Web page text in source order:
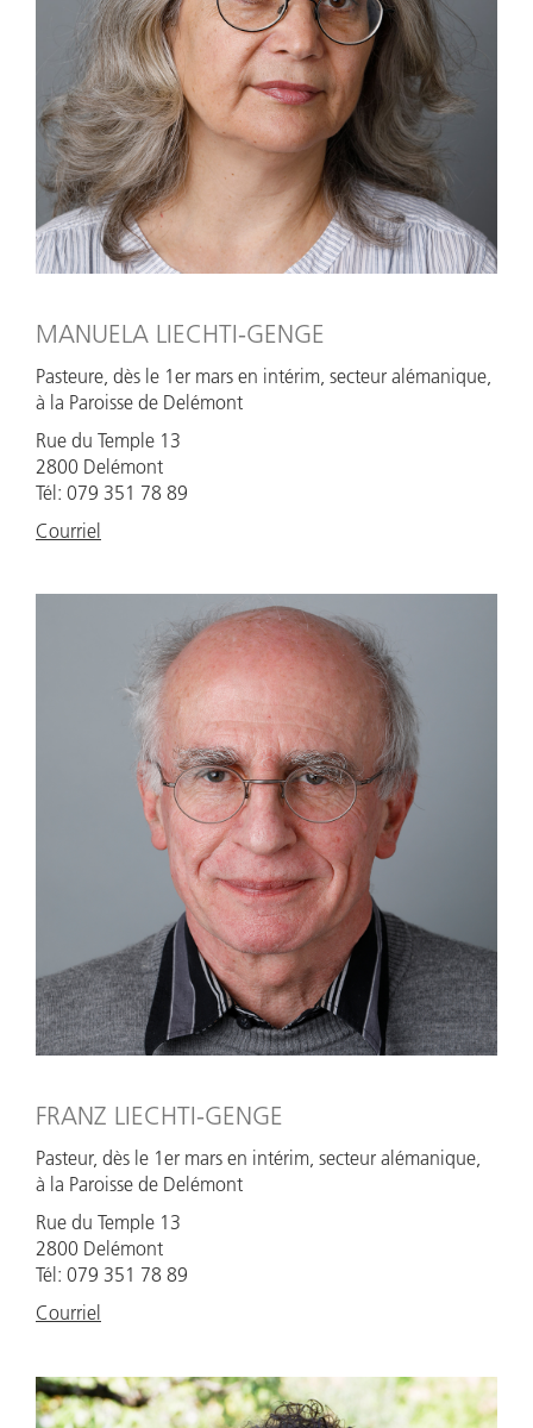
MANUELA LIECHTI-GENGE
Pasteure, dès le 1er mars en intérim, secteur alémanique,
à la Paroisse de Delémont
Rue du Temple 13
2800 Delémont
Tél: 079 351 78 89
Courriel
FRANZ LIECHTI-GENGE
Pasteur, dès le 1er mars en intérim, secteur alémanique,
à la Paroisse de Delémont
Rue du Temple 13
2800 Delémont
Tél: 079 351 78 89
Courriel